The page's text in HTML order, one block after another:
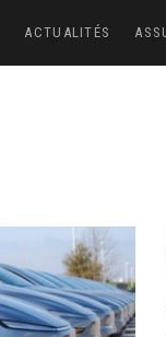
ACTUALITÉS